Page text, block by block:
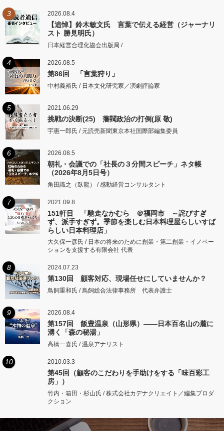
3 2026.08.4
【追悼】鈴木敏文氏 言葉で伝える経営（ジャーナリ
スト 勝見明氏）
日本経営合理化協会出版局 /
4 2026.08.5
第86回 「言葉狩り」
中村義裕氏 / 日本文化研究家／演劇評論家
5 2021.06.29
挑戦の決断(25) 藩閥政治の打倒(原 敬)
宇惠一郎氏 / 元読売新聞東京本社国際部編集委員
6 2026.08.5
朝礼・会議での「社長の３分間スピーチ」ネタ帳
（2026年8月5日号）
角田識之（臥龍） / 感動経営コンサルタント
7 2021.09.8
151軒目 「馳走なかむら ＠福岡市 ～詫びすぎ
ず、派手すぎず。季節を楽しむ日本料理屋らしいすば
らしい日本料理店」
大久保一彦氏 / 日本の将来のために創業・第二創業・イノベー
ションを支援する有限会社 代表
8 2024.07.23
第130回 顧客対応、現場任せにしていませんか？
鳥飼重和氏 / 鳥飼総合法律事務所 代表弁護士
9 2026.08.4
第157回 飯豊温泉（山形県）――日本百名山の麓に
湧く「森の秘湯」
高橋一喜氏 / 温泉アナリスト
10 2010.03.3
第45回（顧客のこだわりを手助けをする「味百彩工
房」）
竹内・箱田・杉山氏 / 株式会社カデナクリエイト／編集プロダ
クション